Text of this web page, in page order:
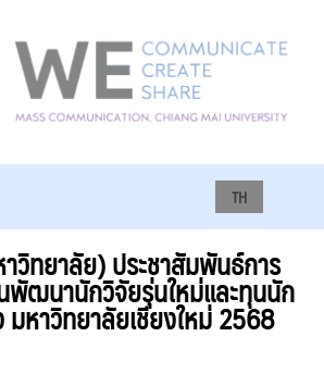
TH
วิทยาลัย) ประชาสัมพันธ์การ
พัฒนานักวิจัยรุ่นใหม่และทุนนัก
หาวิทยาลัยเชียงใหม่ 2568